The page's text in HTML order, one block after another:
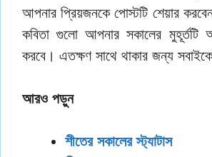
আপনার প্রিয়জনকে পোস্টটি শেয়ার
কবিতা গুলো আপনার সকালের
করবে। এতক্ষণ সাথে থাকার জন্য
আরও পড়ুন
শীতের সকালের স্ট্যাটাস